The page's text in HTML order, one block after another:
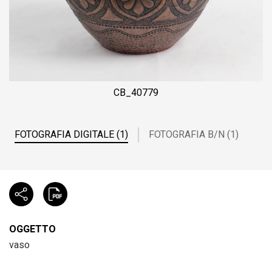
CB_40779
FOTOGRAFIA DIGITALE (1) FOTOGRAFIA B/N (1)
OGGETTO
vaso